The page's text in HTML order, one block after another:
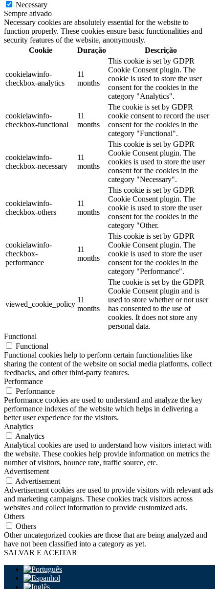
Necessary
Sempre ativado
Necessary cookies are absolutely essential for the website to
function properly. These cookies ensure basic functionalities and
security features of the website, anonymously.
Cookie
Duração Descrição
cookielawinfo-
checkbox-analytics
11
months
This cookie is set by GDPR
Cookie Consent plugin. The
cookie is used to store the user
consent for the cookies in the
category "Analytics".
cookielawinfo-
checkbox-functional
11
months
The cookie is set by GDPR
cookie consent to record the user
consent for the cookies in the
category "Functional".
cookielawinfo-
checkbox-necessary
11
months
This cookie is set by GDPR
Cookie Consent plugin. The
cookies is used to store the user
consent for the cookies in the
category "Necessary".
cookielawinfo-
checkbox-others
11
months
This cookie is set by GDPR
Cookie Consent plugin. The
cookie is used to store the user
consent for the cookies in the
category "Other.
cookielawinfo-
checkbox-
performance
11
months
This cookie is set by GDPR
Cookie Consent plugin. The
cookie is used to store the user
consent for the cookies in the
category "Performance".
viewed_cookie_policy
11
months
The cookie is set by the GDPR
Cookie Consent plugin and is
used to store whether or not user
has consented to the use of
cookies. It does not store any
personal data.
Functional
Functional
Functional cookies help to perform certain functionalities like
sharing the content of the website on social media platforms, collect
feedbacks, and other third-party features.
Performance
Performance
Performance cookies are used to understand and analyze the key
performance indexes of the website which helps in delivering a
better user experience for the visitors.
Analytics
Analytics
Analytical cookies are used to understand how visitors interact with
the website. These cookies help provide information on metrics the
number of visitors, bounce rate, traffic source, etc.
Advertisement
Advertisement
Advertisement cookies are used to provide visitors with relevant ads
and marketing campaigns. These cookies track visitors across
websites and collect information to provide customized ads.
Others
Others
Other uncategorized cookies are those that are being analyzed and
have not been classified into a category as yet.
SALVAR E ACEITAR